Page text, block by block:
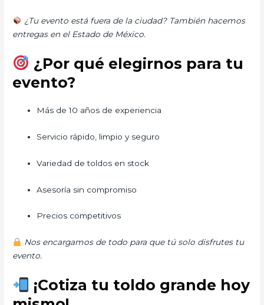
¿Tu evento está fuera de la ciudad? También hacemos
entregas en el Estado de México.
¿Por qué elegirnos para tu
evento?
Más de 10 años de experiencia
Servicio rápido, limpio y seguro
Variedad de toldos en stock
Asesoría sin compromiso
Precios competitivos
Nos encargamos de todo para que tú solo disfrutes tu
evento.
¡Cotiza tu toldo grande hoy